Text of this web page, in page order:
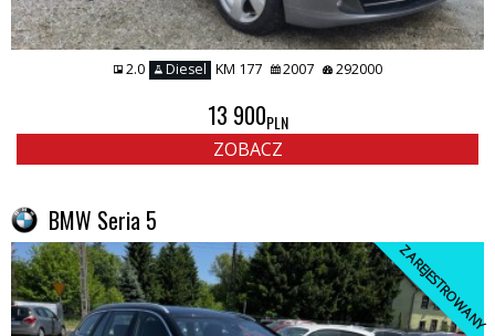
2.0 Diesel KM 177 2007 292000
13 900PLN
ZOBACZ
BMW Seria 5
ZAREJESTROWANY